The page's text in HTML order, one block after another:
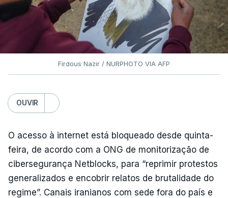
Firdous Nazir / NURPHOTO VIA AFP
OUVIR
O acesso à internet está bloqueado desde quinta-
feira, de acordo com a ONG de monitorização de
cibersegurança Netblocks, para “reprimir protestos
generalizados e encobrir relatos de brutalidade do
regime”. Canais iranianos com sede fora do país e